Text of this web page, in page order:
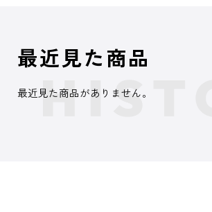
最近見た商品
最近見た商品がありません。